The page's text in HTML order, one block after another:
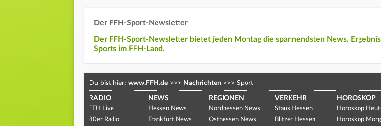
Der FFH-Sport-Newsletter
Der FFH-Sport-Newsletter bietet jeden Montag die spannendsten News,
Sports im FFH-Land.
Du bist hier: www.FFH.de >>> Nachrichten >>> Sport
RADIO
FFH Live
80er Radio
NEWS
Hessen News
Frankfurt News
REGIONEN
Nordhessen News
Osthessen News
VERKEHR
Staus Hessen
Blitzer Hessen
HOROSKOP
Horoskop
Horoskop